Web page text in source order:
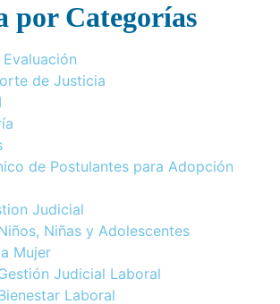
por Categorías
de Justicia
de Postulantes para Adopción
Judicial
Niñas y Adolescentes
Mujer
Judicial Laboral
Laboral